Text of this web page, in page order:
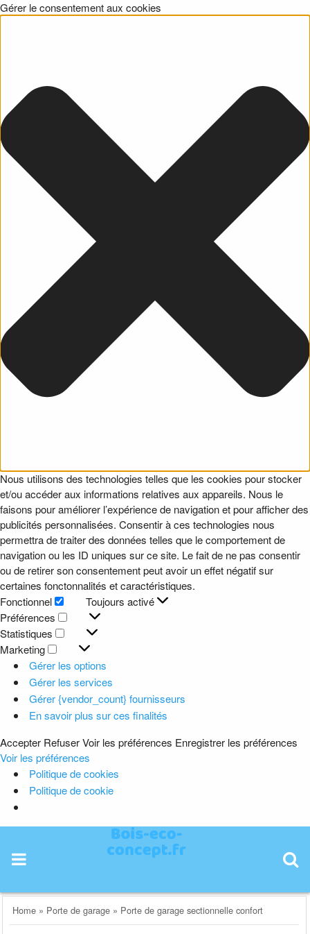
Gérer le consentement aux cookies
Nous utilisons des technologies telles que les cookies pour stocker
et/ou accéder aux informations relatives aux appareils. Nous le
faisons pour améliorer l’expérience de navigation et pour afficher des
publicités personnalisées. Consentir à ces technologies nous
permettra de traiter des données telles que le comportement de
navigation ou les ID uniques sur ce site. Le fait de ne pas consentir
ou de retirer son consentement peut avoir un effet négatif sur
certaines fonctonnalités et caractéristiques.
Fonctionnel
Fonctionnel
Toujours activé
Préférences
Préférences
Statistiques
Statistiques
Marketing
Marketing
Gérer les options
Gérer les services
Gérer {vendor_count} fournisseurs
En savoir plus sur ces finalités
Accepter RefuserVoir les préférences Enregistrer les préférences
Voir les préférences
Politique de cookies
Politique de cookie
content
Home » Porte de garage » Porte de garage sectionnelle confort